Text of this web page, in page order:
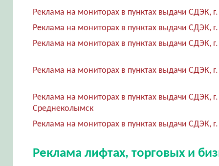
Реклама на мониторах в пунктах выдачи СДЭК,
Реклама на мониторах в пунктах выдачи СДЭК,
Реклама на мониторах в пунктах выдачи СДЭК,
Реклама на мониторах в пунктах выдачи СДЭК,
Реклама на мониторах в пунктах выдачи СДЭК, г.
Среднеколымск
Реклама на мониторах в пунктах выдачи СДЭК,
Реклама лифтах, торговых и